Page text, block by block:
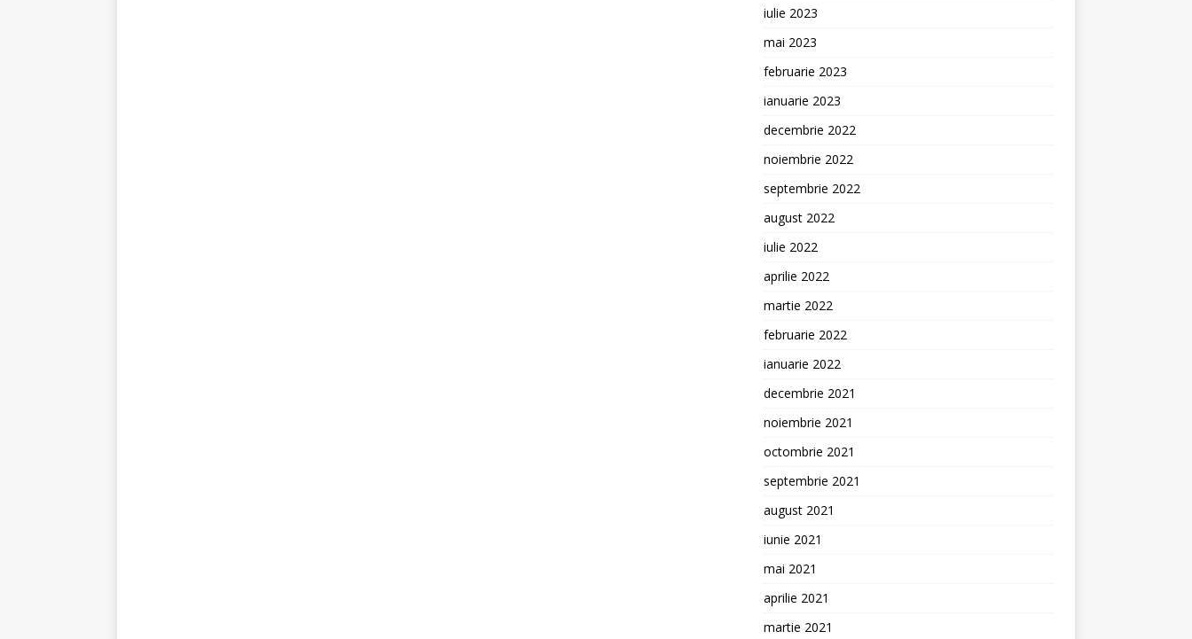
iulie 2023
mai 2023
februarie 2023
ianuarie 2023
decembrie 2022
noiembrie 2022
septembrie 2022
august 2022
iulie 2022
aprilie 2022
martie 2022
februarie 2022
ianuarie 2022
decembrie 2021
noiembrie 2021
octombrie 2021
septembrie 2021
august 2021
iunie 2021
mai 2021
aprilie 2021
martie 2021